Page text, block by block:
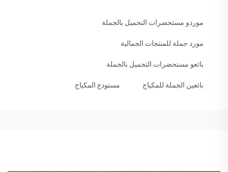
موردو مستحضرات التجميل بالجملة
مورد جملة للمنتجات الجمالية
بائعو مستحضرات التجميل بالجملة
بائعين الجملة للمكياج مستودع المكياج